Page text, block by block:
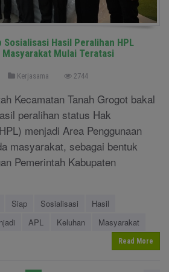
Sosialisasi Hasil Peralihan HPL
Mulai Teratasi
Kerjasama 2744
Kecamatan Tanah Grogot bakal
peralihan status Hak
menjadi Area Penggunaan
masyarakat, sebagai bentuk
Pemerintah Kabupaten
Siap Sosialisasi
Hasil
APL Keluhan
Masyarakat
Read More